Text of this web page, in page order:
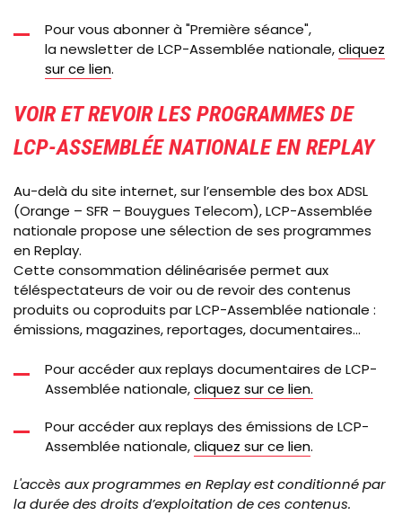
Pour vous abonner à "Première séance",
la newsletter de LCP-Assemblée nationale,cliquez
sur ce lien.
VOIR ET REVOIR LES PROGRAMMES DE
LCP-ASSEMBLÉE NATIONALE EN REPLAY
Au-delà du site internet, sur l’ensemble des box ADSL
(Orange – SFR – Bouygues Telecom), LCP-Assemblée
nationale propose une sélection de ses programmes
en Replay.
Cette consommation délinéarisée permet aux
téléspectateurs de voir ou de revoir des contenus
produits ou coproduits par LCP-Assemblée nationale :
émissions, magazines, reportages, documentaires…
Pour accéder aux replays documentaires de LCP-
Assemblée nationale,cliquez sur ce lien.
Pour accéder aux replays des émissions de LCP-
Assemblée nationale,cliquez sur ce lien.
L'accès aux programmes en Replay est conditionné par
la durée des droits d’exploitation de ces contenus.